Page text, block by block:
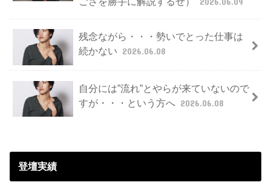
残念ながら・・・勢いでとった仕事は
続かない 2026.06.08
自分には”流れ”とやらが来ていないので
すが・・・という方へ 2026.06.08
登壇実績